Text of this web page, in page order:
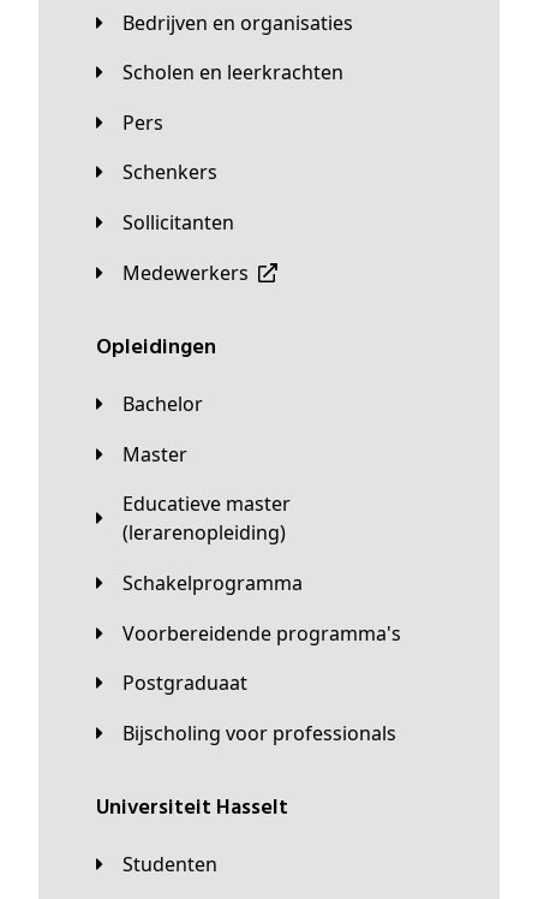
Bedrijven en organisaties
Scholen en leerkrachten
Pers
Schenkers
Sollicitanten
Medewerkers
Opleidingen
Bachelor
Master
Educatieve master
(lerarenopleiding)
Schakelprogramma
Voorbereidende programma's
Postgraduaat
Bijscholing voor professionals
universiteit Hasselt
Studenten